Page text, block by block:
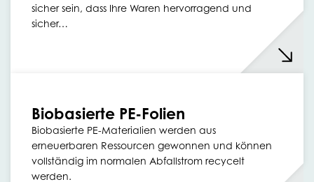
sicher sein, dass Ihre Waren hervorragend und
sicher…
Biobasierte PE-Folien
Biobasierte PE-Materialien werden aus
erneuerbaren Ressourcen gewonnen und können
vollständig im normalen Abfallstrom recycelt
werden.